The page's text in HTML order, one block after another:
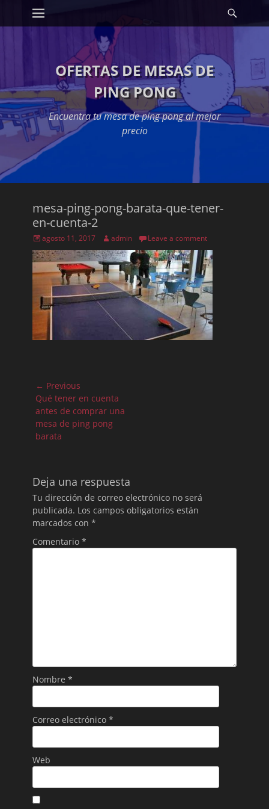
Skip
Primary Menu
OFERTAS DE MESAS DE
PING PONG
Encuentra tu mesa de ping pong al mejor
precio
mesa-ping-pong-barata-que-tener-
en-cuenta-2
Posted
on
agosto 11, 2017 Author
admin Leave a comment
Navegación
de
entradas
← Previous
Previous
post:
Qué tener en cuenta
antes de comprar una
mesa de ping pong
barata
Deja una respuesta
Tu dirección de correo electrónico no será
publicada. Los campos obligatorios están
marcados con *
Comentario *
Nombre *
Correo electrónico *
Web